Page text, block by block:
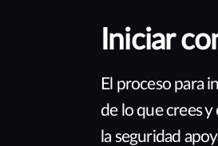
Iniciar
El proceso para
de lo que crees
la seguridad